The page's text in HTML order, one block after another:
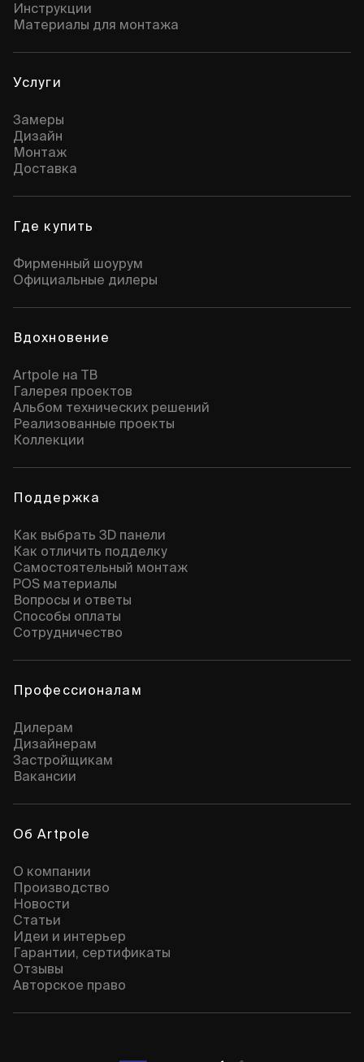
Инструкции
Материалы для монтажа
Услуги
Замеры
Дизайн
Монтаж
Доставка
Где купить
Фирменный шоурум
Официальные дилеры
Вдохновение
Artpole на ТВ
Галерея проектов
Альбом технических решений
Реализованные проекты
Коллекции
Поддержка
Как выбрать 3D панели
Как отличить подделку
Самостоятельный монтаж
POS материалы
Вопросы и ответы
Способы оплаты
Сотрудничество
Профессионалам
Дилерам
Дизайнерам
Застройщикам
Вакансии
Об Artpole
О компании
Производство
Новости
Статьи
Идеи и интерьер
Гарантии, сертификаты
Отзывы
Авторское право